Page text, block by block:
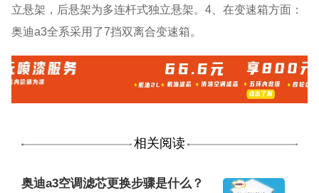
立悬架，后悬架为多连杆式独立悬架。4、在变速箱方面：
奥迪a3全系采用了7挡双离合变速箱。
相关阅读
奥迪a3空调滤芯更换步骤是什么？